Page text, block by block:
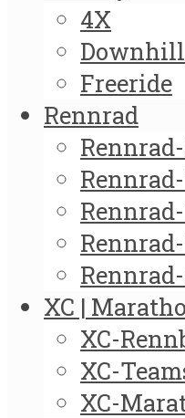
4X
Downhill
Freeride
Rennrad
XC |
XC-
XC-
XC-